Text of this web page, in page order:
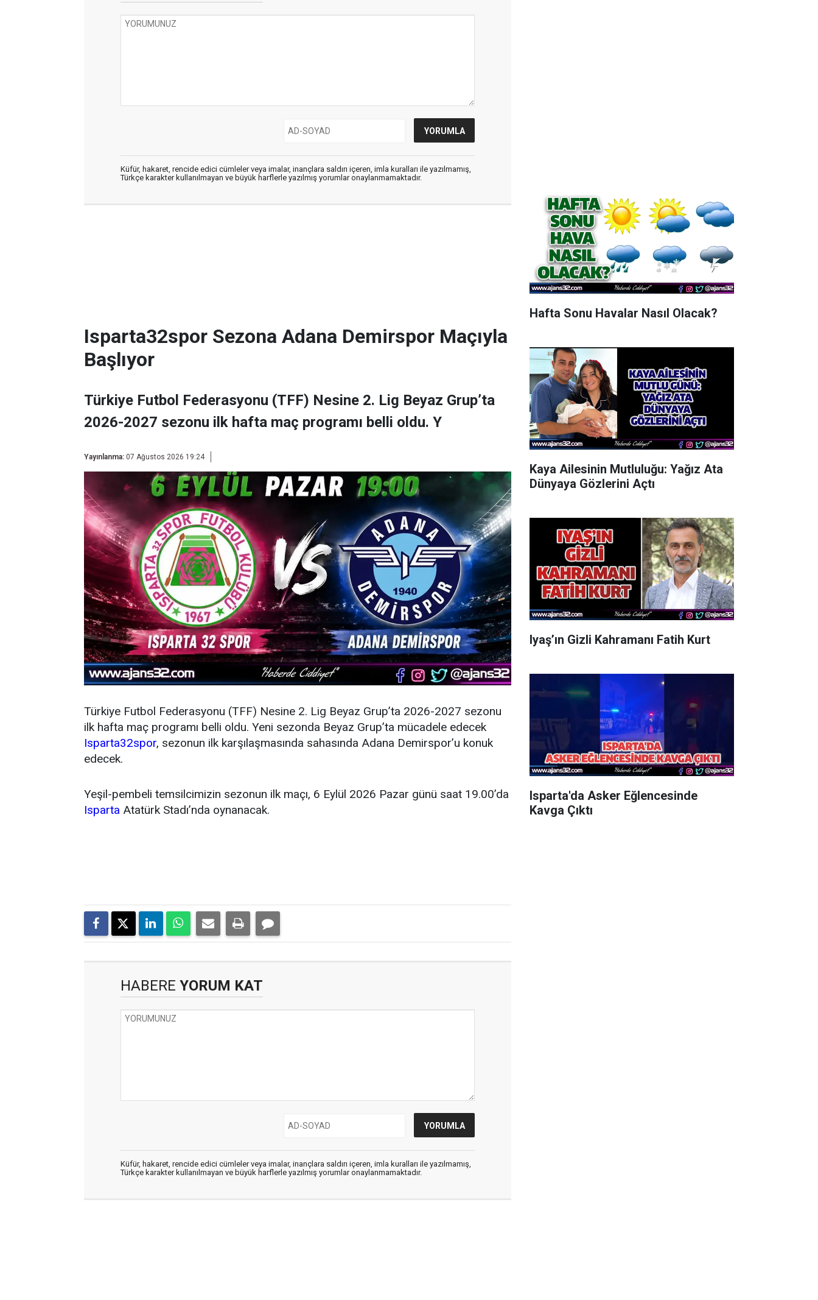
Küfür, hakaret, rencide edici cümleler veya imalar, inançlara saldırı içeren, imla kuralları ile yazılmamış,
Türkçe karakter kullanılmayan ve büyük harflerle yazılmış yorumlar onaylanmamaktadır.
Isparta32spor Sezona Adana Demirspor Maçıyla
Başlıyor
Türkiye Futbol Federasyonu (TFF) Nesine 2. Lig Beyaz Grup’ta
2026-2027 sezonu ilk hafta maç programı belli oldu. Y
Yayınlanma: 07 Ağustos 2026 19:24
Türkiye Futbol Federasyonu (TFF) Nesine 2. Lig Beyaz Grup’ta 2026-2027 sezonu
ilk hafta maç programı belli oldu. Yeni sezonda Beyaz Grup’ta mücadele edecek
Isparta32spor, sezonun ilk karşılaşmasında sahasında Adana Demirspor’u konuk
edecek.
Yeşil-pembeli temsilcimizin sezonun ilk maçı, 6 Eylül 2026 Pazar günü saat 19.00’da
Isparta Atatürk Stadı’nda oynanacak.
HABERE YORUM KAT
Küfür, hakaret, rencide edici cümleler veya imalar, inançlara saldırı içeren, imla kuralları ile yazılmamış,
Türkçe karakter kullanılmayan ve büyük harflerle yazılmış yorumlar onaylanmamaktadır.
Hafta Sonu Havalar Nasıl Olacak?
Kaya Ailesinin Mutluluğu: Yağız Ata
Dünyaya Gözlerini Açtı
Iyaş’ın Gizli Kahramanı Fatih Kurt
Isparta'da Asker Eğlencesinde
Kavga Çıktı